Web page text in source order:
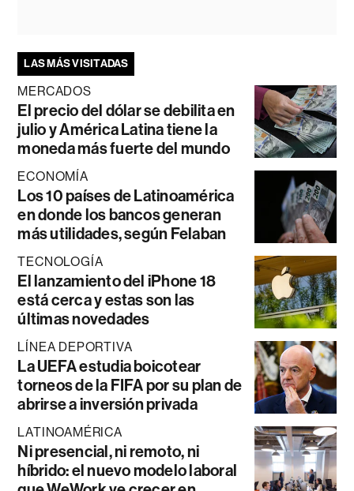
LAS MÁS VISITADAS
MERCADOS
El precio del dólar se debilita en
julio y América Latina tiene la
moneda más fuerte del mundo
ECONOMÍA
Los 10 países de Latinoamérica
en donde los bancos generan
más utilidades, según Felaban
TECNOLOGÍA
El lanzamiento del iPhone 18
está cerca y estas son las
últimas novedades
LÍNEA DEPORTIVA
La UEFA estudia boicotear
torneos de la FIFA por su plan de
abrirse a inversión privada
LATINOAMÉRICA
Ni presencial, ni remoto, ni
híbrido: el nuevo modelo laboral